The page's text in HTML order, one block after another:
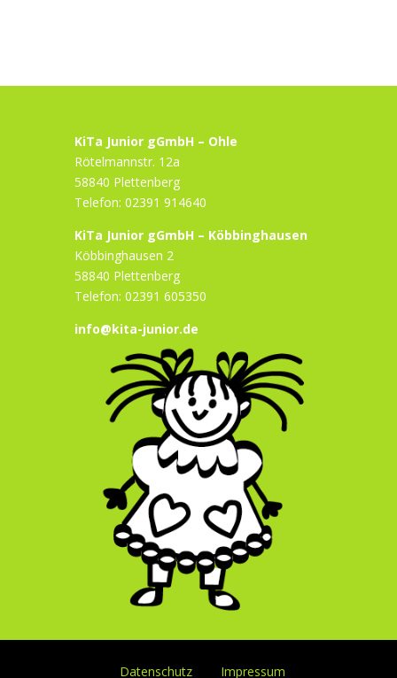
KiTa Junior gGmbH – Ohle
Rötelmannstr. 12a
58840 Plettenberg
Telefon: 02391 914640
KiTa Junior gGmbH – Köbbinghausen
Köbbinghausen 2
58840 Plettenberg
Telefon: 02391 605350
info@kita-junior.de
Datenschutz Impressum